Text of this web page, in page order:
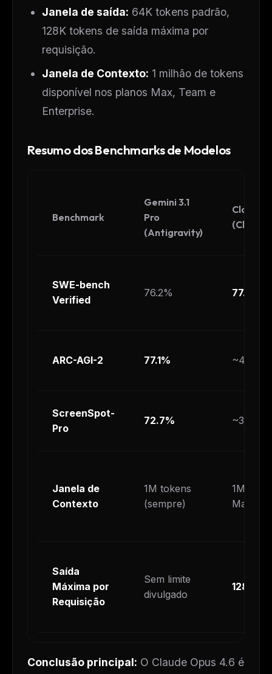
Janela de saída: 64K tokens padrão,
128K tokens de saída máxima por
requisição.
Janela de Contexto: 1 milhão de tokens
disponível nos planos Max, Team e
Enterprise.
Resumo dos Benchmarks de Modelos
Benchmark
Gemini 3.1
Pro
(Antigravity)
Claude
(Claude
SWE-bench
Verified
76.2% 77.2%
ARC-AGI-2 77.1% ~40%
ScreenSpot-
Pro
72.7% ~38%
Janela de
Contexto
1M tokens
(sempre)
1M
Max/
Saída
Máxima por
Requisição
Sem limite
divulgado
128K
Conclusão principal: O Claude Opus 4.6 é